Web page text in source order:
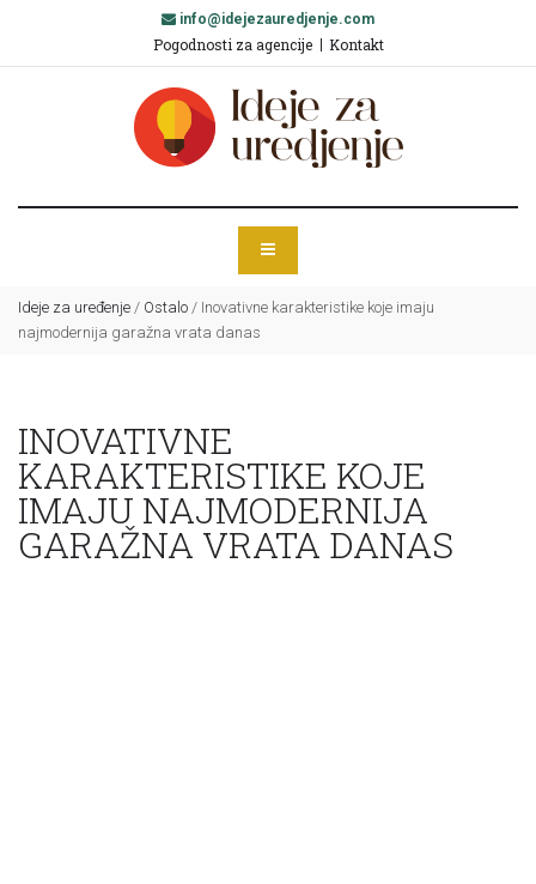
info@idejezauredjenje.com
Pogodnosti za agencije Kontakt
Ideje za uređenje / Ostalo / Inovativne karakteristike koje imaju
najmodernija garažna vrata danas
INOVATIVNE
KARAKTERISTIKE KOJE
IMAJU NAJMODERNIJA
GARAŽNA VRATA DANAS